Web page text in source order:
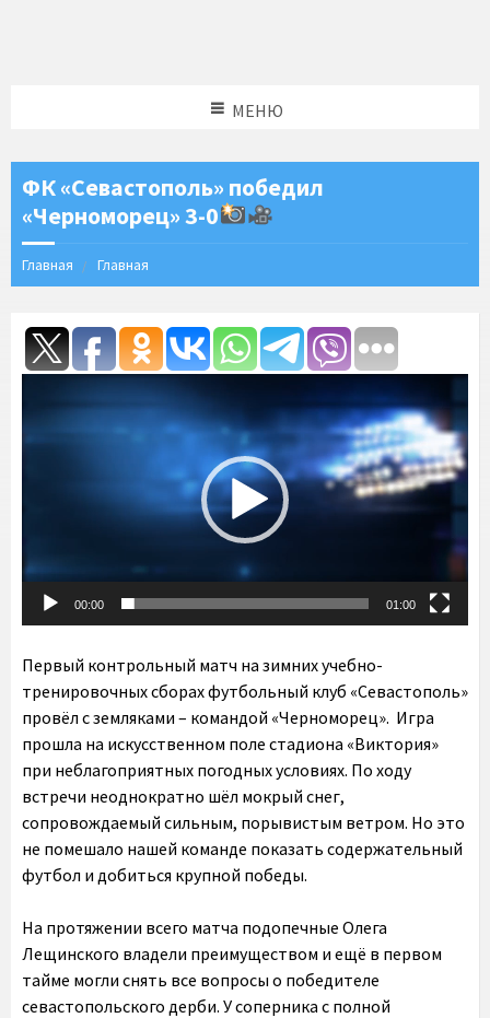
МЕНЮ
ФК «Севастополь» победил
«Черноморец» 3-0
Главная Главная
Видеоплеер
00:00 01:00
Первый контрольный матч на зимних учебно-
тренировочных сборах футбольный клуб «Севастополь»
провёл с земляками – командой «Черноморец». Игра
прошла на искусственном поле стадиона «Виктория»
при неблагоприятных погодных условиях. По ходу
встречи неоднократно шёл мокрый снег,
сопровождаемый сильным, порывистым ветром. Но это
не помешало нашей команде показать содержательный
футбол и добиться крупной победы.
На протяжении всего матча подопечные Олега
Лещинского владели преимуществом и ещё в первом
тайме могли снять все вопросы о победителе
севастопольского дерби. У соперника с полной